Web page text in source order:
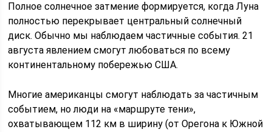
Полное солнечное затмение формируется, когда Луна
полностью перекрывает центральный солнечный
диск. Обычно мы наблюдаем частичные события. 21
августа явлением смогут любоваться по всему
континентальному побережью США.
Многие американцы смогут наблюдать за частичным
событием, но люди на «маршруте тени»,
охватывающем 112 км в ширину (от Орегона к Южной